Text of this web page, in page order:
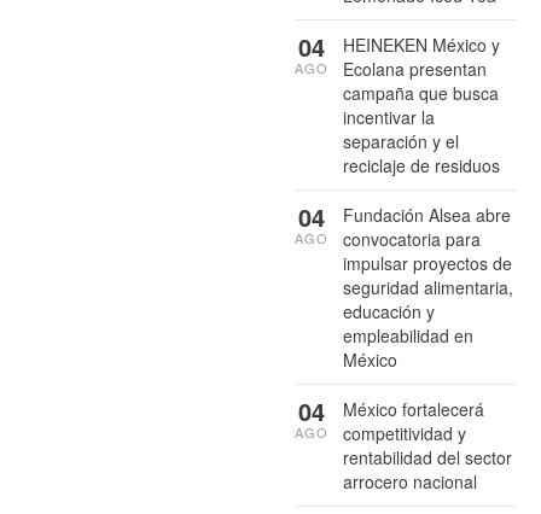
HEINEKEN México y
Ecolana presentan
campaña que busca
incentivar la
separación y el
reciclaje de residuos
04
AGO
Fundación Alsea abre
convocatoria para
impulsar proyectos de
seguridad alimentaria,
educación y
empleabilidad en
México
04
AGO
México fortalecerá
competitividad y
rentabilidad del sector
arrocero nacional
04
AGO